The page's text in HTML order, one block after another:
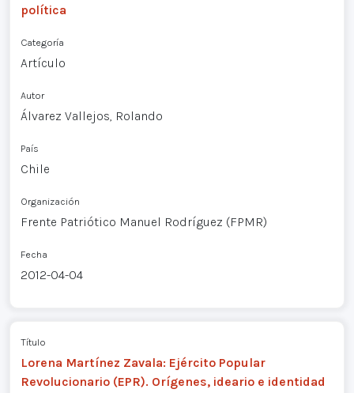
política
Categoría
Artículo
Autor
Álvarez Vallejos, Rolando
País
Chile
Organización
Frente Patriótico Manuel Rodríguez (FPMR)
Fecha
2012-04-04
Título
Lorena Martínez Zavala: Ejército Popular
Revolucionario (EPR). Orígenes, ideario e identidad